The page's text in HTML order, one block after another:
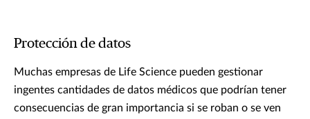
Protección de datos
Muchas empresas de Life Science pueden gestionar
ingentes cantidades de datos médicos que podrían tener
consecuencias de gran importancia si se roban o se ven